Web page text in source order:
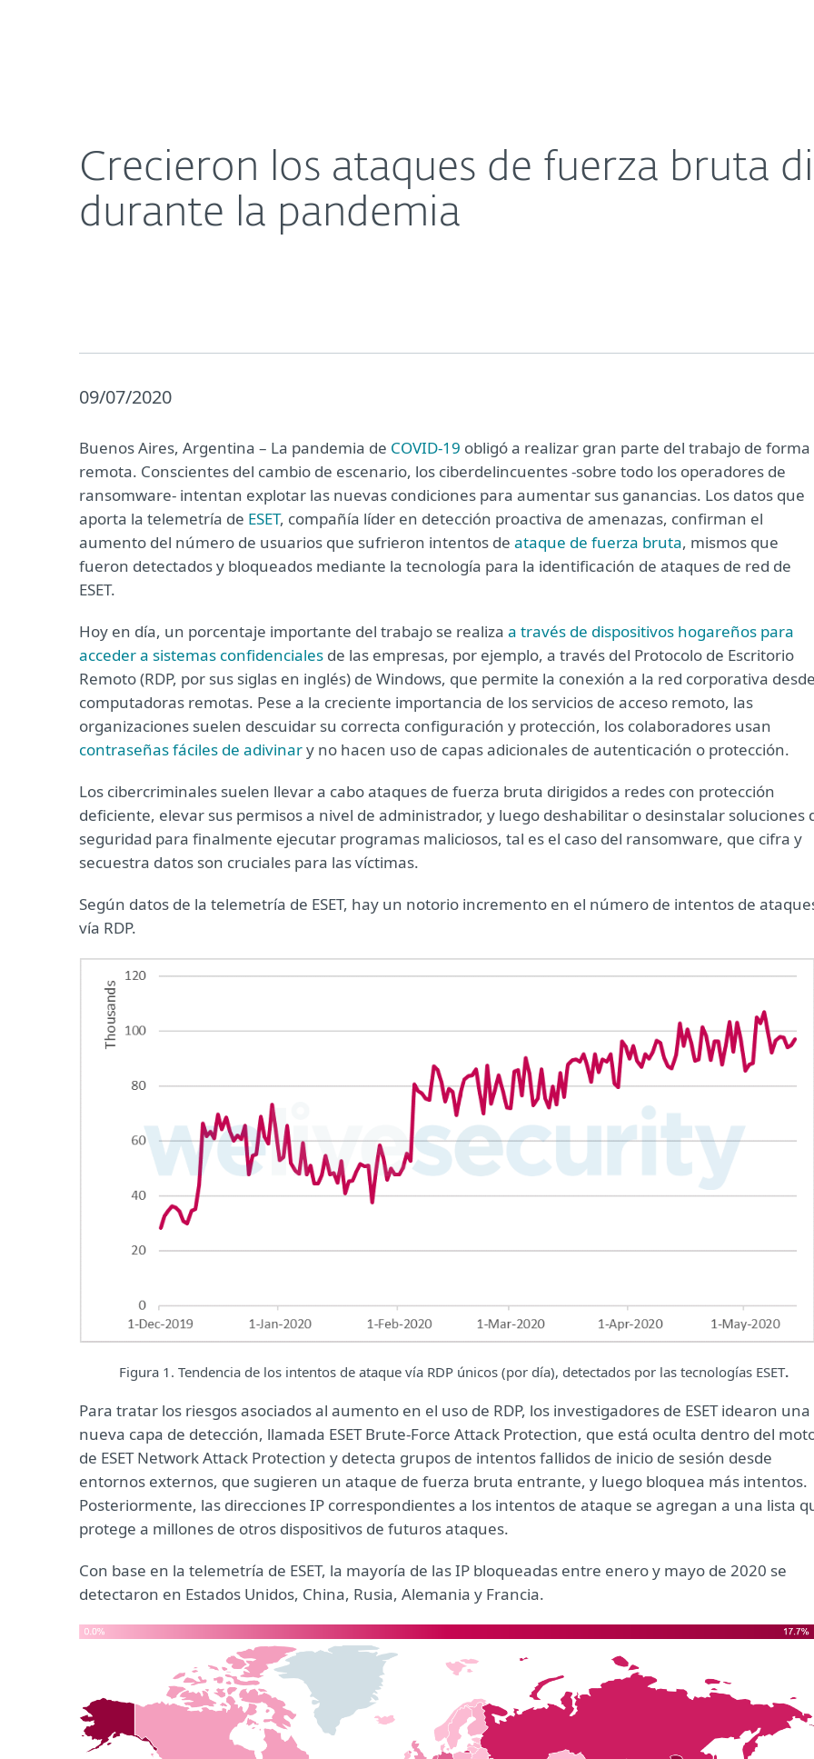
Crecieron los ataques de fuerza bruta
durante la pandemia
09/07/2020
Buenos Aires, Argentina – La pandemia de COVID-19 obligó a realizar gran parte del trabajo de forma
remota. Conscientes del cambio de escenario, los ciberdelincuentes -sobre todo los operadores de
ransomware- intentan explotar las nuevas condiciones para aumentar sus ganancias. Los datos que
aporta la telemetría de ESET, compañía líder en detección proactiva de amenazas, confirman el
aumento del número de usuarios que sufrieron intentos de ataque de fuerza bruta, mismos que
fueron detectados y bloqueados mediante la tecnología para la identificación de ataques de red de
ESET.
Hoy en día, un porcentaje importante del trabajo se realiza a través de dispositivos hogareños para
acceder a sistemas confidenciales de las empresas, por ejemplo, a través del Protocolo de Escritorio
Remoto (RDP, por sus siglas en inglés) de Windows, que permite la conexión a la red corporativa
computadoras remotas. Pese a la creciente importancia de los servicios de acceso remoto, las
organizaciones suelen descuidar su correcta configuración y protección, los colaboradores usan
contraseñas fáciles de adivinary no hacen uso de capas adicionales de autenticación o protección.
Los cibercriminales suelen llevar a cabo ataques de fuerza bruta dirigidos a redes con protección
deficiente, elevar sus permisos a nivel de administrador, y luego deshabilitar o desinstalar soluciones
seguridad para finalmente ejecutar programas maliciosos, tal es el caso del ransomware, que cifra y
secuestra datos son cruciales para las víctimas.
Según datos de la telemetría de ESET, hay un notorio incremento en el número de intentos de
vía RDP.
Figura 1. Tendencia de los intentos de ataque vía RDP únicos (por día), detectados por las tecnologías ESET.
Para tratar los riesgos asociados al aumento en el uso de RDP, los investigadores de ESET idearon una
nueva capa de detección, llamada ESET Brute-Force Attack Protection, que está oculta dentro del
de ESET Network Attack Protection y detecta grupos de intentos fallidos de inicio de sesión desde
entornos externos, que sugieren un ataque de fuerza bruta entrante, y luego bloquea más intentos.
Posteriormente, las direcciones IP correspondientes a los intentos de ataque se agregan a una lista
protege a millones de otros dispositivos de futuros ataques.
Con base en la telemetría de ESET, la mayoría de las IP bloqueadas entre enero y mayo de 2020 se
detectaron en Estados Unidos, China, Rusia, Alemania y Francia.